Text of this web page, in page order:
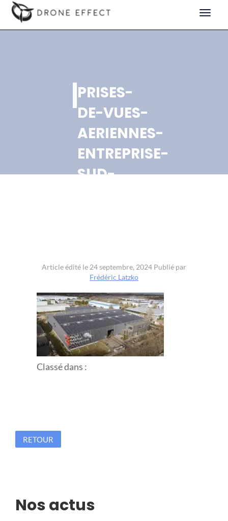
Toggle
PRISES-
DE-VUES-
AERIENNES-
ENTREPRISE-
SUD-
Article édité le 24 septembre, 2024 Publié par
Frédéric Latzko
Classé dans :
RETOUR
Nos actus